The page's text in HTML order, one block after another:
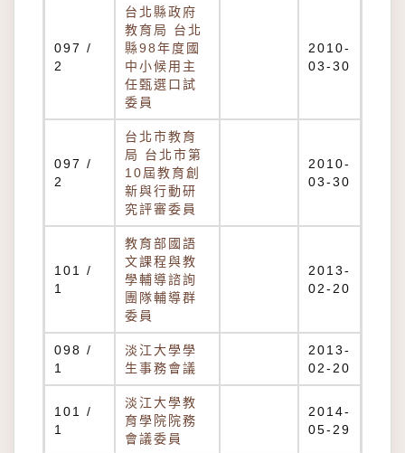
097 /
2
台北縣政府
教育局 台北
縣98年度國
中小候用主
任甄選口試
委員
2010-
03-30
097 /
2
台北市教育
局 台北市第
10屆教育創
新與行動研
究評審委員
2010-
03-30
101 /
1
教育部國語
文課程與教
學輔導諮詢
團隊輔導群
委員
2013-
02-20
098 /
1
淡江大學學
生事務會議
2013-
02-20
101 /
1
淡江大學教
育學院院務
會議委員
2014-
05-29